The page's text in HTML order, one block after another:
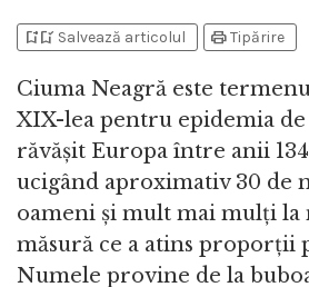
bookmark_addbookmark_added Salvează articolul printTipărire
Ciuma Neagră este
XIX-lea pentru epidemia de
răvășit Europa între anii
ucigând aproximativ 30 de
oameni și mult mai mulți la
măsură ce a atins proporții
Numele provine de la